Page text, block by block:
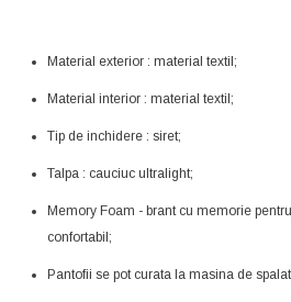
Material exterior : material textil;
Material interior : material textil;
Tip de inchidere : siret;
Talpa : cauciuc ultralight;
Memory Foam - brant cu memorie
confortabil;
Pantofii se pot curata la masina de spalat.